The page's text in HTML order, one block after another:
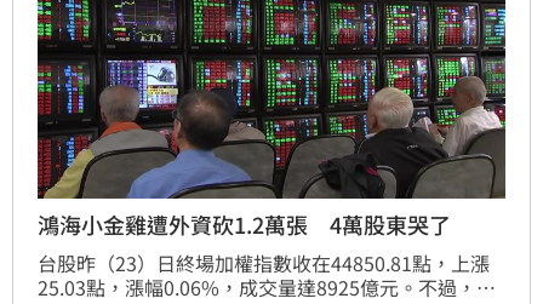
鴻海小金雞遭外資砍1.2萬張 4萬股東哭了
台股昨（23）日終場加權指數收在44850.81點，上漲
25.03點，漲幅0.06%，成交量達8925億元。不過，鴻